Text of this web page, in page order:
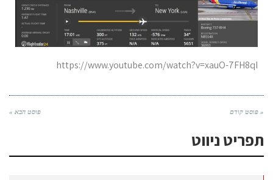
https://www.youtube.com/watch?v=xauO-7FH8qI
« פוסט קודם פוסט הבא »
תפריט ניווט